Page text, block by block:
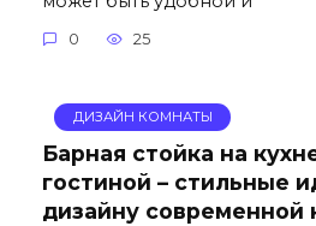
0 25
ДИЗАЙН КОМНАТЫ
Барная стойка на
гостиной – стильные
дизайну современной